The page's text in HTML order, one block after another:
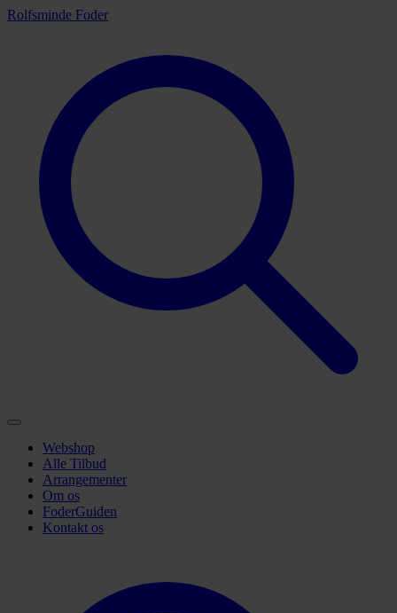
Rolfsminde Foder
Webshop
Alle Tilbud
Arrangementer
Om os
FoderGuiden
Kontakt os